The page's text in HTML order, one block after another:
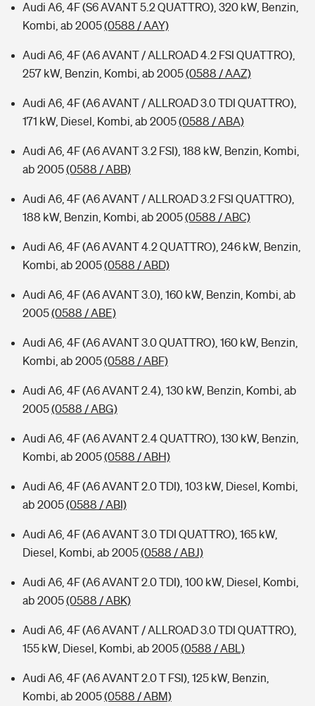
Audi A6, 4F (S6 AVANT 5.2 QUATTRO), 320 kW, Benzin,
Kombi, ab 2005(0588 / AAY)
Audi A6, 4F (A6 AVANT / ALLROAD 4.2 FSI QUATTRO),
257 kW, Benzin, Kombi, ab 2005(0588 / AAZ)
Audi A6, 4F (A6 AVANT / ALLROAD 3.0 TDI QUATTRO),
171 kW, Diesel, Kombi, ab 2005(0588 / ABA)
Audi A6, 4F (A6 AVANT 3.2 FSI), 188 kW, Benzin, Kombi,
ab 2005(0588 / ABB)
Audi A6, 4F (A6 AVANT / ALLROAD 3.2 FSI QUATTRO),
188 kW, Benzin, Kombi, ab 2005(0588 / ABC)
Audi A6, 4F (A6 AVANT 4.2 QUATTRO), 246 kW, Benzin,
Kombi, ab 2005(0588 / ABD)
Audi A6, 4F (A6 AVANT 3.0), 160 kW, Benzin, Kombi, ab
2005(0588 / ABE)
Audi A6, 4F (A6 AVANT 3.0 QUATTRO), 160 kW, Benzin,
Kombi, ab 2005(0588 / ABF)
Audi A6, 4F (A6 AVANT 2.4), 130 kW, Benzin, Kombi, ab
2005(0588 / ABG)
Audi A6, 4F (A6 AVANT 2.4 QUATTRO), 130 kW, Benzin,
Kombi, ab 2005(0588 / ABH)
Audi A6, 4F (A6 AVANT 2.0 TDI), 103 kW, Diesel, Kombi,
ab 2005(0588 / ABI)
Audi A6, 4F (A6 AVANT 3.0 TDI QUATTRO), 165 kW,
Diesel, Kombi, ab 2005(0588 / ABJ)
Audi A6, 4F (A6 AVANT 2.0 TDI), 100 kW, Diesel, Kombi,
ab 2005(0588 / ABK)
Audi A6, 4F (A6 AVANT / ALLROAD 3.0 TDI QUATTRO),
155 kW, Diesel, Kombi, ab 2005(0588 / ABL)
Audi A6, 4F (A6 AVANT 2.0 T FSI), 125 kW, Benzin,
Kombi, ab 2005(0588 / ABM)